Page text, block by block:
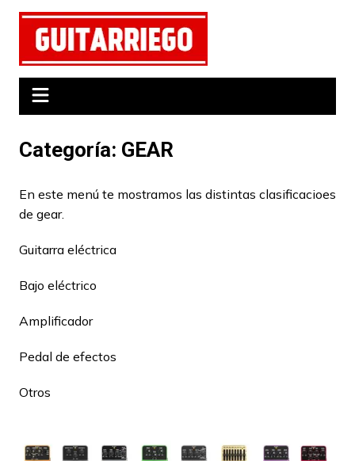
Saltar
contenido
Categoría: GEAR
En este menú te mostramos las distintas clasificacioes
de gear.
Guitarra eléctrica
Bajo eléctrico
Amplificador
Pedal de efectos
Otros